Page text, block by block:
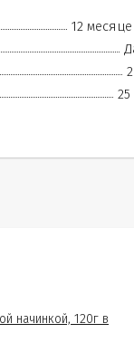
12
25